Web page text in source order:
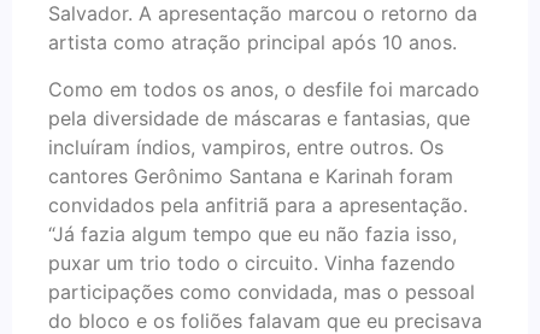
Salvador. A apresentação marcou o retorno da
artista como atração principal após 10 anos.
Como em todos os anos, o desfile foi marcado
pela diversidade de máscaras e fantasias, que
incluíram índios, vampiros, entre outros. Os
cantores Gerônimo Santana e Karinah foram
convidados pela anfitriã para a apresentação.
“Já fazia algum tempo que eu não fazia isso,
puxar um trio todo o circuito. Vinha fazendo
participações como convidada, mas o pessoal
do bloco e os foliões falavam que eu precisava